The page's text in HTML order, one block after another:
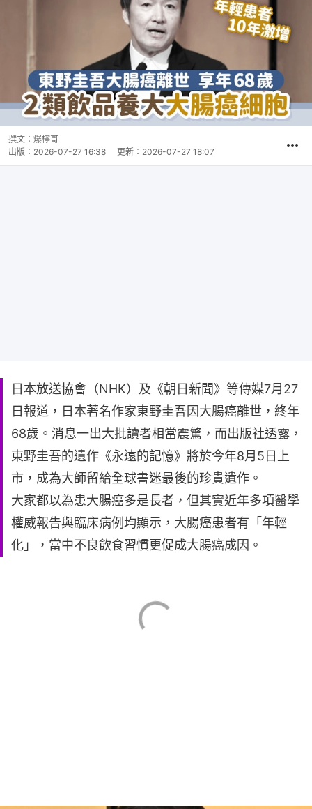
撰文： 爆檸哥
出版： 2026-07-27 16:38 更新： 2026-07-27 18:07
日本放送協會（NHK）及《朝日新聞》等傳媒7月27
日報道，日本著名作家東野圭吾因大腸癌離世，終年
68歲。消息一出大批讀者相當震驚，而出版社透露，
東野圭吾的遺作《永遠的記憶》將於今年8月5日上
市，成為大師留給全球書迷最後的珍貴遺作。
大家都以為患大腸癌多是長者，但其實近年多項醫學
權威報告與臨床病例均顯示，大腸癌患者有「年輕
化」，當中不良飲食習慣更促成大腸癌成因。